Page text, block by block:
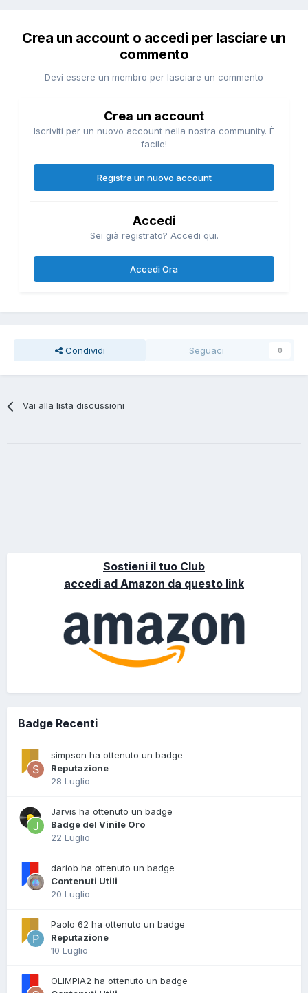
Crea un account o accedi per lasciare un
commento
Devi essere un membro per lasciare un commento
Crea un account
Iscriviti per un nuovo account nella nostra community. È
facile!
Registra un nuovo account
Accedi
Sei già registrato? Accedi qui.
Accedi Ora
Condividi Seguaci 0
Vai alla lista discussioni
Sostieni il tuo Club
accedi ad Amazon da questo link
Badge Recenti
simpson ha ottenuto un badge
Reputazione
28 Luglio
Jarvis ha ottenuto un badge
Badge del Vinile Oro
22 Luglio
dariob ha ottenuto un badge
Contenuti Utili
20 Luglio
Paolo 62 ha ottenuto un badge
Reputazione
10 Luglio
OLIMPIA2 ha ottenuto un badge